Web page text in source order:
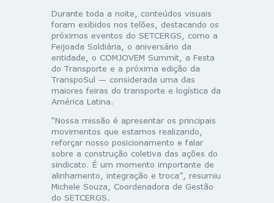
Durante toda a noite, conteúdos visuais
foram exibidos nos telões, destacando os
próximos eventos do SETCERGS, como a
Feijoada Soldiária, o aniversário da
entidade, o COMJOVEM Summit, a Festa
do Transporte e a próxima edição da
TranspoSul — considerada uma das
maiores feiras do transporte e logística da
América Latina.
“Nossa missão é apresentar os principais
movimentos que estamos realizando,
reforçar nosso posicionamento e falar
sobre a construção coletiva das ações do
sindicato. É um momento importante de
alinhamento, integração e troca”, resumiu
Michele Souza, Coordenadora de Gestão
do SETCERGS.